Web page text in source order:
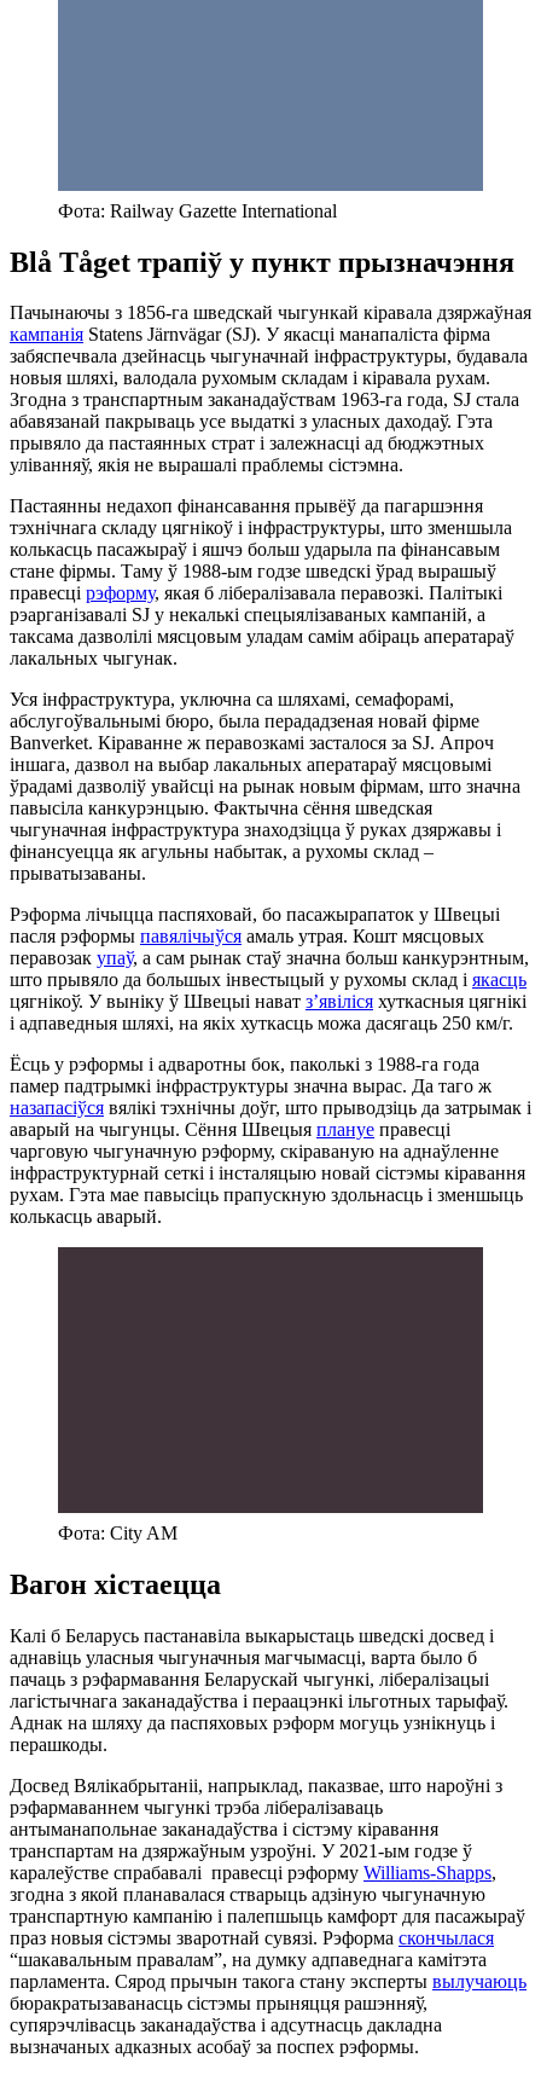
Фота: Railway Gazette International
Blå Tåget трапіў у пункт прызначэння
Пачынаючы з 1856-га шведскай чыгункай кіравала дзяржаўная
кампанія Statens Järnvägar (SJ). У якасці манапаліста фірма
забяспечвала дзейнасць чыгуначнай інфраструктуры, будавала
новыя шляхі, валодала рухомым складам і кіравала рухам.
Згодна з транспартным заканадаўствам 1963-га года, SJ стала
абавязанай пакрываць усе выдаткі з уласных даходаў. Гэта
прывяло да пастаянных страт і залежнасці ад бюджэтных
уліванняў, якія не вырашалі праблемы сістэмна.
Пастаянны недахоп фінансавання прывёў да пагаршэння
тэхнічнага складу цягнікоў і інфраструктуры, што зменшыла
колькасць пасажыраў і яшчэ больш ударыла па фінансавым
стане фірмы. Таму ў 1988-ым годзе шведскі ўрад вырашыў
правесці рэформу, якая б лібералізавала перавозкі. Палітыкі
рэарганізавалі SJ у некалькі спецыялізаваных кампаній, а
таксама дазволілі мясцовым уладам самім абіраць аператараў
лакальных чыгунак.
Уся інфраструктура, уключна са шляхамі, семафорамі,
абслугоўвальнымі бюро, была перададзеная новай фірме
Banverket. Кіраванне ж перавозкамі засталося за SJ. Апроч
іншага, дазвол на выбар лакальных аператараў мясцовымі
ўрадамі дазволіў увайсці на рынак новым фірмам, што значна
павысіла канкурэнцыю. Фактычна сёння шведская
чыгуначная інфраструктура знаходзіцца ў руках дзяржавы і
фінансуецца як агульны набытак, а рухомы склад –
прыватызаваны.
Рэформа лічыцца паспяховай, бо пасажырапаток у Швецыі
пасля рэформы павялічыўся амаль утрая. Кошт мясцовых
перавозак упаў, а сам рынак стаў значна больш канкурэнтным,
што прывяло да большых інвестыцый у рухомы склад і якасць
цягнікоў. У выніку ў Швецыі нават з’явіліся хуткасныя цягнікі
і адпаведныя шляхі, на якіх хуткасць можа дасягаць 250 км/г.
Ёсць у рэформы і адваротны бок, паколькі з 1988-га года
памер падтрымкі інфраструктуры значна вырас. Да таго ж
назапасіўся вялікі тэхнічны доўг, што прыводзіць да затрымак і
аварый на чыгунцы. Сёння Швецыя плануе правесці
чарговую чыгуначную рэформу, скіраваную на аднаўленне
інфраструктурнай сеткі і інсталяцыю новай сістэмы кіравання
рухам. Гэта мае павысіць прапускную здольнасць і зменшыць
колькасць аварый.
Фота: City AM
Вагон хістаецца
Калі б Беларусь пастанавіла выкарыстаць шведскі досвед і
аднавіць уласныя чыгуначныя магчымасці, варта было б
пачаць з рэфармавання Беларускай чыгункі, лібералізацыі
лагістычнага заканадаўства і пераацэнкі ільготных тарыфаў.
Аднак на шляху да паспяховых рэформ могуць узнікнуць і
перашкоды.
Досвед Вялікабрытаніі, напрыклад, паказвае, што нароўні з
рэфармаваннем чыгункі трэба лібералізаваць
антыманапольнае заканадаўства і сістэму кіравання
транспартам на дзяржаўным узроўні. У 2021-ым годзе ў
каралеўстве спрабавалі правесці рэформу Williams-Shapps,
згодна з якой планавалася стварыць адзіную чыгуначную
транспартную кампанію і палепшыць камфорт для пасажыраў
праз новыя сістэмы зваротнай сувязі. Рэформа скончылася
“шакавальным правалам”, на думку адпаведнага камітэта
парламента. Сярод прычын такога стану эксперты вылучаюць
бюракратызаванасць сістэмы прыняцця рашэнняў,
супярэчлівасць заканадаўства і адсутнасць дакладна
вызначаных адказных асобаў за поспех рэформы.